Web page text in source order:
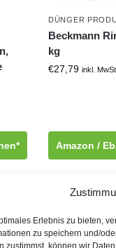
Erlebnis zu bieten,
zu speichern und/
zustimmst, können wir
DÜNGER
Beckmann
kg
€27,79 inkl. MwSt.
Amazon /
Partner verdiene ich